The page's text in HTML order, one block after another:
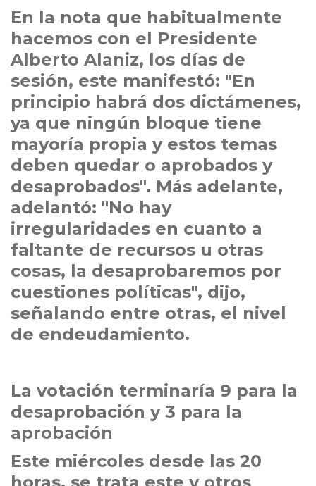
En la nota que habitualmente
hacemos con el Presidente
Alberto Alaniz, los días de
sesión, este manifestó: "En
principio habrá dos dictámenes,
ya que ningún bloque tiene
mayoría propia y estos temas
deben quedar o aprobados y
desaprobados". Más adelante,
adelantó: "No hay
irregularidades en cuanto a
faltante de recursos u otras
cosas, la desaprobaremos por
cuestiones políticas", dijo,
señalando entre otras, el nivel
de endeudamiento.
La votación terminaría 9 para la
desaprobación y 3 para la
aprobación
Este miércoles desde las 20